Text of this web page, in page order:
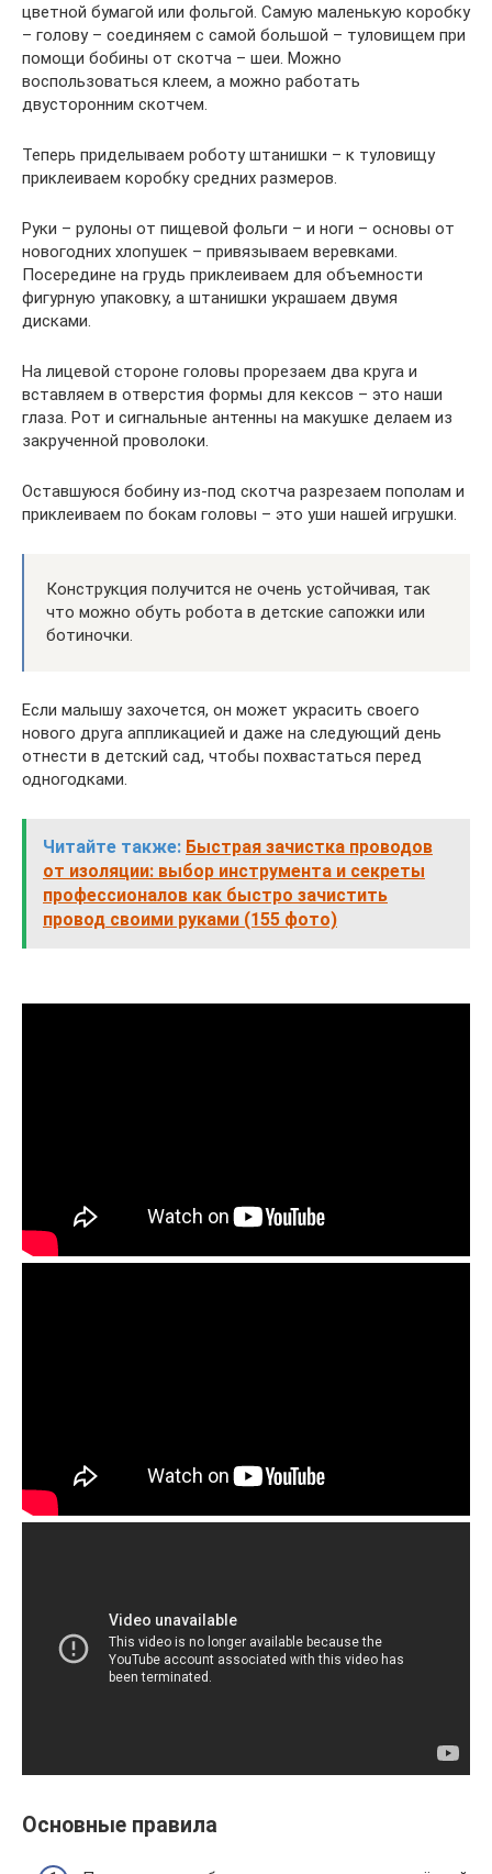
цветной бумагой или фольгой. Самую маленькую коробку
– голову – соединяем с самой большой – туловищем при
помощи бобины от скотча – шеи. Можно
воспользоваться клеем, а можно работать
двусторонним скотчем.
Теперь приделываем роботу штанишки – к туловищу
приклеиваем коробку средних размеров.
Руки – рулоны от пищевой фольги – и ноги – основы от
новогодних хлопушек – привязываем веревками.
Посередине на грудь приклеиваем для объемности
фигурную упаковку, а штанишки украшаем двумя
дисками.
На лицевой стороне головы прорезаем два круга и
вставляем в отверстия формы для кексов – это наши
глаза. Рот и сигнальные антенны на макушке делаем из
закрученной проволоки.
Оставшуюся бобину из-под скотча разрезаем пополам и
приклеиваем по бокам головы – это уши нашей игрушки.
Конструкция получится не очень устойчивая, так
что можно обуть робота в детские сапожки или
ботиночки.
Если малышу захочется, он может украсить своего
нового друга аппликацией и даже на следующий день
отнести в детский сад, чтобы похвастаться перед
одногодками.
Читайте также: Быстрая зачистка проводов
от изоляции: выбор инструмента и секреты
профессионалов как быстро зачистить
провод своими руками (155 фото)
Основные правила